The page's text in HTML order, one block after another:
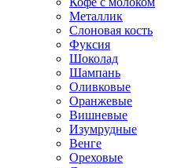
Металлик
Слоновая кость
Фуксия
Шоколад
Шампань
Оливковые
Оранжевые
Вишневые
Изумрудные
Венге
Ореховые